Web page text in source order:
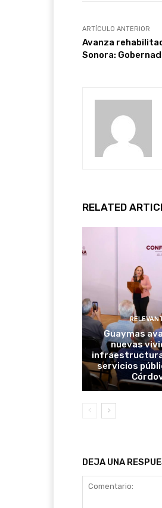
ARTÍCULO ANTERIOR
Avanza
Sonora:
RELATED
Guaymas
nuevas
servicios
DEJA UNA